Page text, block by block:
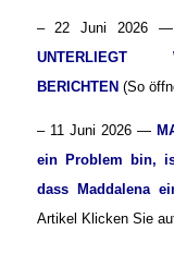
– 22 Juni 2026 —
UNTERLIEGT
BERICHTEN (So
– 11 Juni 2026 —
ein Problem bin,
dass Maddalena
Artikel Klicken Sie